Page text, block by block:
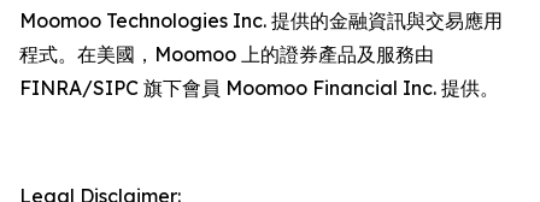
Moomoo Technologies Inc. 提供的金融資訊與交易應用
程式。在美國，Moomoo 上的證券產品及服務由
FINRA/SIPC 旗下會員 Moomoo Financial Inc. 提供。
Legal Disclaimer: